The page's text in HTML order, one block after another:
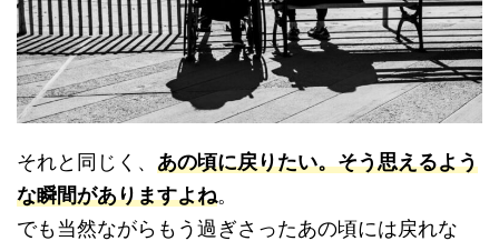
それと同じく、 あの頃に戻りたい。そう思えるよう
な瞬間がありますよね。
でも当然ながらもう過ぎさったあの頃には戻れな